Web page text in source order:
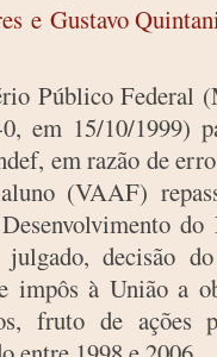
e Gustavo
Público Federal
0, em 15/10/1999)
em razão de
(VAAF)
decisão
impôs à União a
fruto de ações